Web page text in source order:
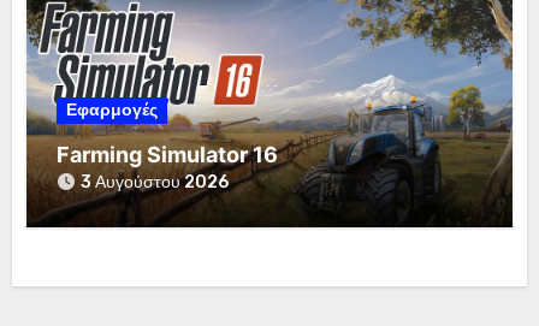
Εφαρμογές
Farming Simulator 16
3 Αυγούστου 2026